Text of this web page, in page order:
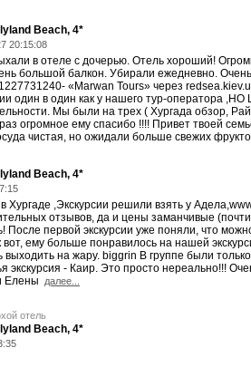
Beach, 4*
20:15:08
в отеле с дочерью. Отель хороший!
большой балкон. Убирали ежедневно.
«Marwan Tours» через
один в один как у нашего тур-оператора
Мы были на трех ( Хургада обзор,
огромное ему спасибо !!!! Привет твоей
чистая, но ожидали больше свежих
Beach, 4*
Хургаде ,Экскурсии решили взять у
отзывов, да и цены заманчивые
После первой экскурсии уже поняли, что
вот, ему больше понравилось на нашей
выходить на жару. biggrin В группе были
экскурсия - Каир. Это просто нереально!!!
Елены
далее...
отель
Beach, 4*